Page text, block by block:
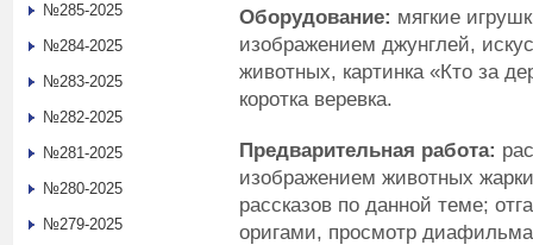
Оборудование: мягкие
изображением джунглей,
животных, картинка «Кто за
коротка веревка.
Предварительная работа:
изображением животных
рассказов по данной теме;
оригами, просмотр
№285-2025
№284-2025
№283-2025
№282-2025
№281-2025
№280-2025
№279-2025